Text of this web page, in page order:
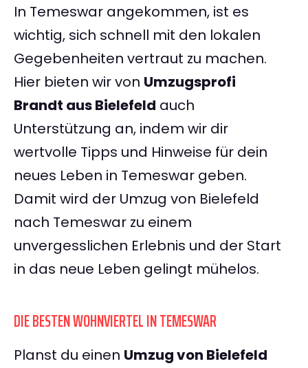
In Temeswar angekommen, ist es
wichtig, sich schnell mit den lokalen
Gegebenheiten vertraut zu machen.
Hier bieten wir von Umzugsprofi
Brandt aus Bielefeld auch
Unterstützung an, indem wir dir
wertvolle Tipps und Hinweise für dein
neues Leben in Temeswar geben.
Damit wird der Umzug von Bielefeld
nach Temeswar zu einem
unvergesslichen Erlebnis und der Start
in das neue Leben gelingt mühelos.
DIE BESTEN WOHNVIERTEL IN TEMESWAR
Planst du einen Umzug von Bielefeld